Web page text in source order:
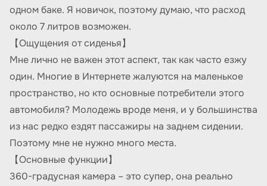
одном баке. Я новичок, поэтому думаю, что расход
около 7 литров возможен.
【Ощущения от сиденья】
Мне лично не важен этот аспект, так как часто езжу
один. Многие в Интернете жалуются на маленькое
пространство, но кто основные потребители этого
автомобиля? Молодежь вроде меня, и у большинства
из нас редко ездят пассажиры на заднем сидении.
Поэтому мне не нужно много места.
【Основные функции】
360-градусная камера – это супер, она реально